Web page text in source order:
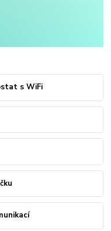
s WiFi